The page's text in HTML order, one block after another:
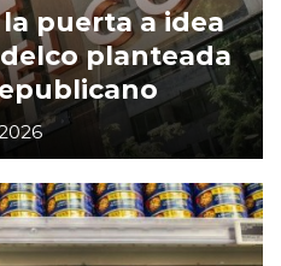
puerta a idea
planteada